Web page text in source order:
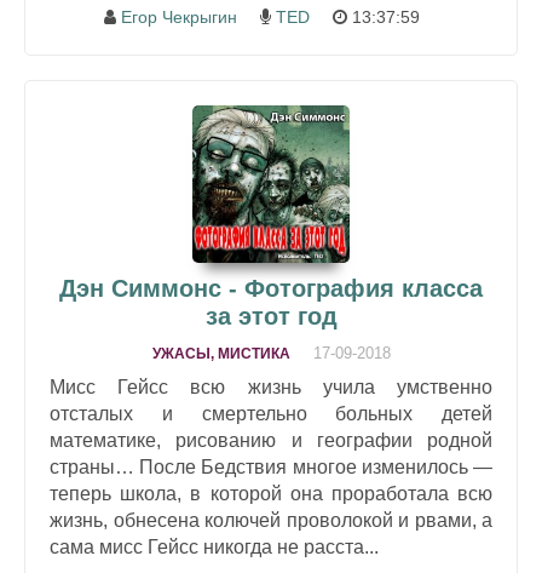
Егор Чекрыгин TED 13:37:59
Дэн Симмонс - Фотография класса
за этот год
УЖАСЫ, МИСТИКА 17-09-2018
Мисс Гейсс всю жизнь учила умственно
отсталых и смертельно больных детей
математике, рисованию и географии родной
страны… После Бедствия многое изменилось —
теперь школа, в которой она проработала всю
жизнь, обнесена колючей проволокой и рвами, а
сама мисс Гейсс никогда не расста...